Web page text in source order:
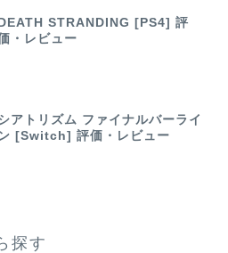
DEATH STRANDING [PS4] 評
・レビュー
アトリズム ファイナルバーライ
ン [Switch] 評価・レビュー
探す